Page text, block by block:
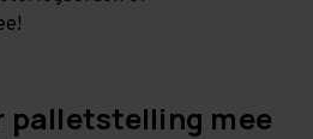
palletstelling mee